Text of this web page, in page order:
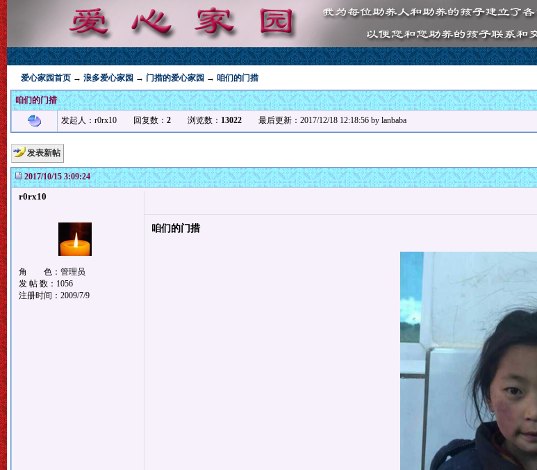
爱心家园首页 → 浪多爱心家园 → 门措的爱心家园 → 咱们的门措
咱们的门措
发起人：r0rx10 回复数： 2 浏览数： 13022 最后更新：2017/12/18 12:18:56 by lanbaba
发表新帖
2017/10/15 3:09:24
r0rx10
角 色：管理员
发 帖 数：1056
注册时间：2009/7/9
咱们的门措